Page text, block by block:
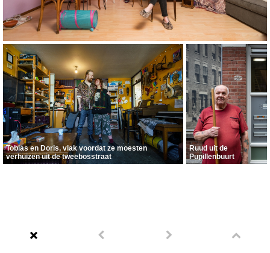
Tobias en Doris, vlak voordat ze moesten
verhuizen uit de tweebosstraat
Ruud uit de
Pupillenbuurt